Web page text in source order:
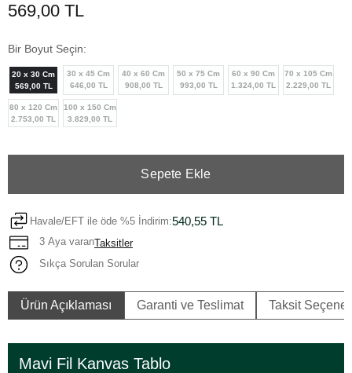
569,00 TL
Bir Boyut Seçin:
20 x 30 Cm
569,00 TL
30 x 45 Cm
646,00 TL
40 x 60 Cm
908,00 TL
50 x 75 Cm
993,00 TL
60 x 90 Cm
1.324,00 TL
70 x 105 Cm
2.229,00 TL
80 x 120 Cm
2.753,00 TL
100 x 150 Cm
3.829,00 TL
Sepete Ekle
Havale/EFT ile öde %5 İndirim:540,55 TL
3 Aya varanTaksitler
Sıkça Sorulan Sorular
Ürün Açıklaması Garanti ve Teslimat Taksit
Mavi Fil Kanvas Tablo